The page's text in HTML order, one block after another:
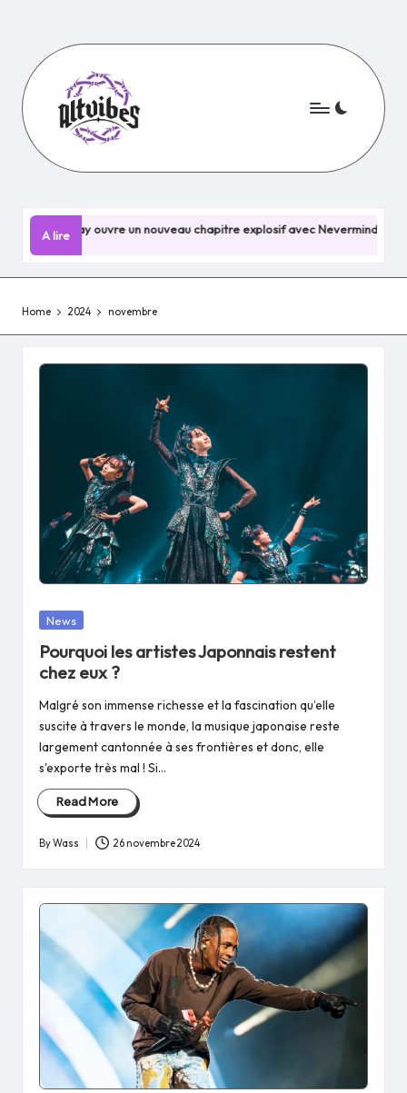
content
A lire
chapitre explosif avec Nevermind ! Hellfest 2026 : Les
Home 2024 novembre
Posted
News
Pourquoi les artistes Japonnais restent
chez eux ?
Malgré son immense richesse et la fascination qu’elle
suscite à travers le monde, la musique japonaise reste
largement cantonnée à ses frontières et donc, elle
s'exporte très mal ! Si…
Read More
Posted
ByWass 26 novembre 2024